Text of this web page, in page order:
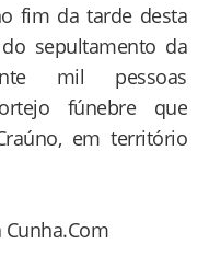
fim da tarde desta
sepultamento da
mil pessoas
fúnebre que
em território